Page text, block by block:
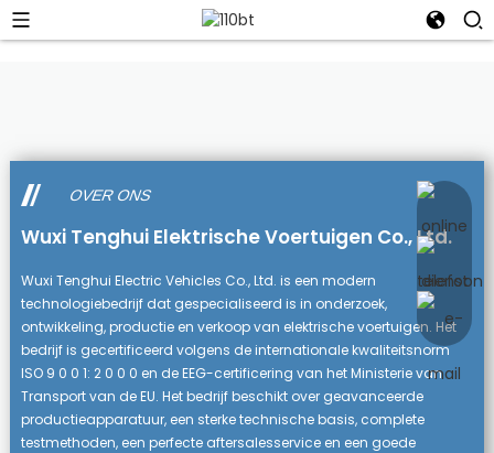
OVER ONS
Wuxi Tenghui Elektrische Voertuigen Co., Ltd.
Wuxi Tenghui Electric Vehicles Co., Ltd. is een modern
technologiebedrijf dat gespecialiseerd is in onderzoek,
ontwikkeling, productie en verkoop van elektrische voertuigen. Het
bedrijf is gecertificeerd volgens de internationale kwaliteitsnorm
ISO 9 0 0 1: 2 0 0 0 en de EEG-certificering van het Ministerie van
Transport van de EU. Het bedrijf beschikt over geavanceerde
productieapparatuur, een sterke technische basis, complete
testmethoden, een perfecte aftersalesservice en een goede